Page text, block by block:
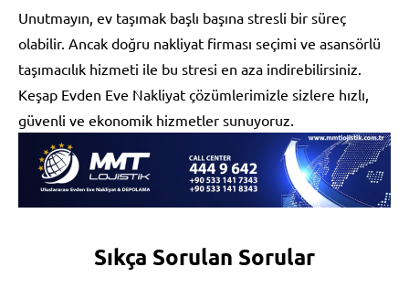
Unutmayın, ev taşımak başlı başına stresli bir süreç
olabilir. Ancak doğru nakliyat firması seçimi ve asansörlü
taşımacılık hizmeti ile bu stresi en aza indirebilirsiniz.
Keşap Evden Eve Nakliyat çözümlerimizle sizlere hızlı,
güvenli ve ekonomik hizmetler sunuyoruz.
Sıkça Sorulan Sorular